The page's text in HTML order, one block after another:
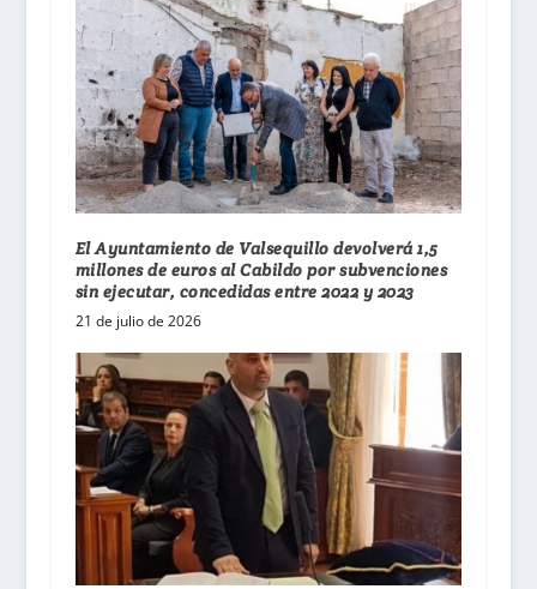
El Ayuntamiento de Valsequillo devolverá 1,5
millones de euros al Cabildo por subvenciones
sin ejecutar, concedidas entre 2022 y 2023
21 de julio de 2026